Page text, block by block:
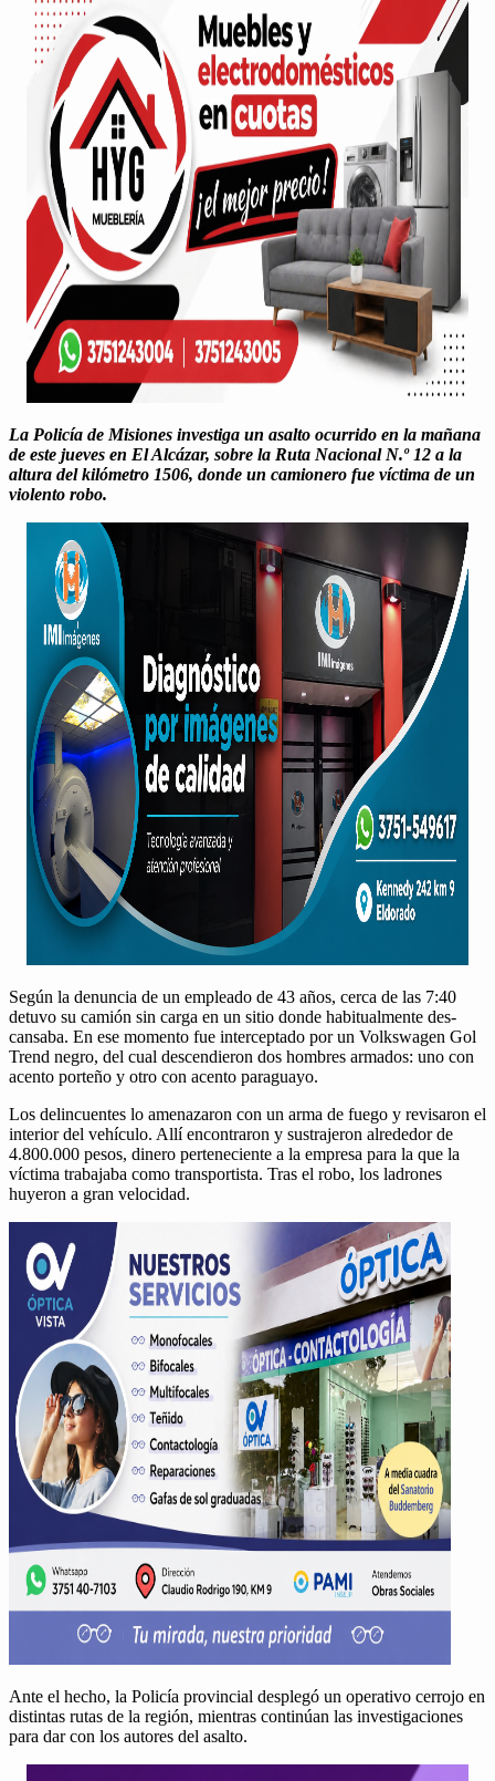
La Policía de Misiones inves­ti­ga un asalto ocur­ri­do en la mañana
de este jueves en El Alcázar, sobre la Ruta Nacional N.º 12 a la
altura del kilómetro 1506, donde un camionero fue víc­ti­ma de un
vio­len­to robo.
Según la denun­cia de un emplea­do de 43 años, cer­ca de las 7:40
detu­vo su camión sin car­ga en un sitio donde habit­ual­mente des­
cans­a­ba. En ese momen­to fue inter­cep­ta­do por un Volk­swa­gen Gol
Trend negro, del cual descendieron dos hom­bres arma­dos: uno con
acen­to porteño y otro con acen­to paraguayo.
Los delin­cuentes lo ame­nazaron con un arma de fuego y revis­aron el
inte­ri­or del vehícu­lo. Allí encon­traron y sus­tra­jeron alrede­dor de
4.800.000 pesos, dinero perteneciente a la empre­sa para la que la
víc­ti­ma tra­ba­ja­ba como trans­portista. Tras el robo, los ladrones
huyeron a gran veloci­dad.
Ante el hecho, la Policía provin­cial desplegó un oper­a­ti­vo cer­ro­jo en
dis­tin­tas rutas de la región, mien­tras con­tinúan las inves­ti­ga­ciones
para dar con los autores del asalto.